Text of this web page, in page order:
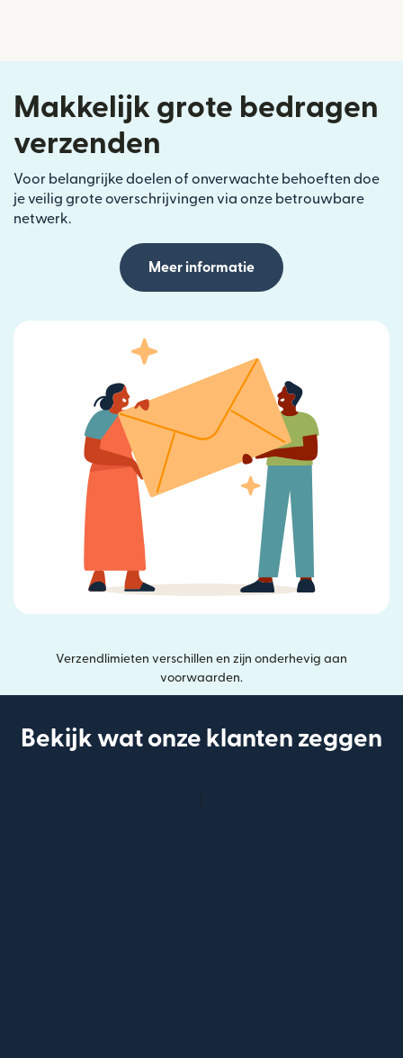
Makkelijk grote bedragen
verzenden
Voor belangrijke doelen of onverwachte behoeften doe
je veilig grote overschrijvingen via onze betrouwbare
netwerk.
Meer informatie
Verzendlimieten verschillen en zijn onderhevig aan
voorwaarden.
Bekijk wat onze klanten zeggen